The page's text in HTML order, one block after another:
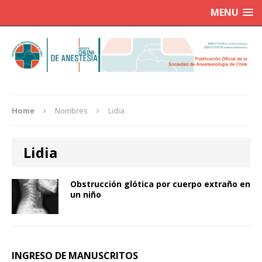
MENU
Home Nombres Lidia
Lidia
Obstrucción glótica por cuerpo extraño en
un niño
INGRESO DE MANUSCRITOS